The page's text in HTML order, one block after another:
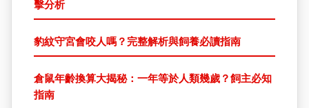
擊分析
豹紋守宮會咬人嗎？完整解析與飼養必讀指南
倉鼠年齡換算大揭秘：一年等於人類幾歲？飼主必知
指南